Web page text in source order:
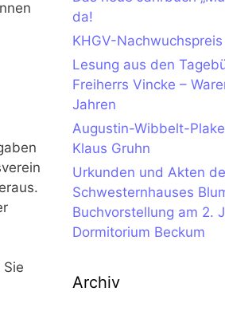
da!
KHGV-
Lesung aus den
Freiherrs Vincke –
Jahren
Augustin-Wibbelt-
Klaus Gruhn
Urkunden und Akten
Schwesternhauses
Buchvorstellung am 2.
Dormitorium Beckum
Archiv